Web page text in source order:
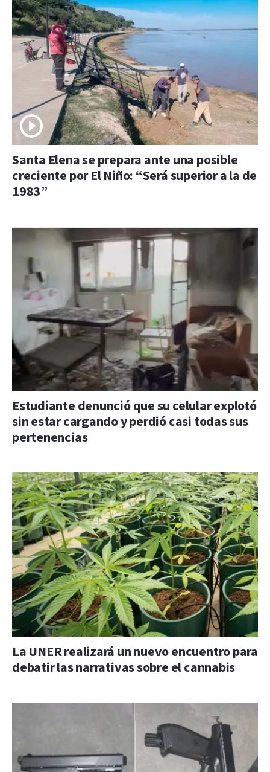
Santa Elena se prepara ante una posible
creciente por El Niño: “Será superior a la de
1983”
Estudiante denunció que su celular explotó
sin estar cargando y perdió casi todas sus
pertenencias
La UNER realizará un nuevo encuentro para
debatir las narrativas sobre el cannabis